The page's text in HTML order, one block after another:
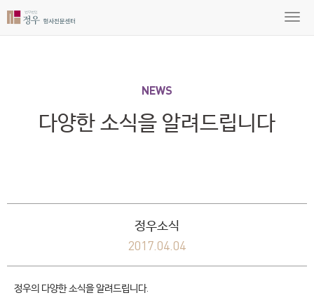
NEWS
다양한 소식을 알려드립니다
정우소식
2017.04.04
정우의 다양한 소식을 알려드립니다.